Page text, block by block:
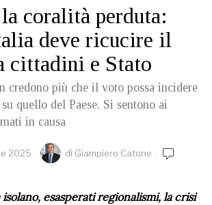
coralità perduta:
deve ricucire il
cittadini e Stato
credono più che il voto possa incidere
quello del Paese. Si sentono ai
in causa
2025 di Giampiero Catone
esasperati regionalismi, la crisi